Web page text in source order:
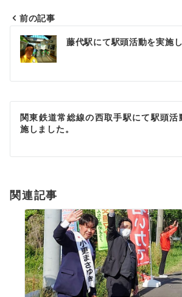
投
稿
ビ
ゲ
ー
シ
ン
前の記事
藤代駅にて駅頭活動を実施し
関東鉄道常総線の西取手駅にて駅頭活
施しました。
関連記事